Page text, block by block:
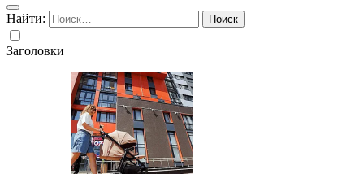
Найти:
Заголовки